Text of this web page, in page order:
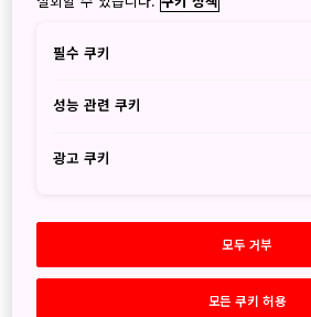
①일본 정부 관광국 페이스북 페이지 좋
②다라티비 오사카 랜선투어 시청하기
투어 여행지를 댓글로 남기기!
Point! 댓글에 친구를 태그하거나 게시
●경품
2등) 일본 백화점 기프트카드 5,000엔
3등) 스타벅스 아메리카노 (20명)
필수 쿠키
성능 관련 쿠키
광고 쿠키
모두 거부
모든 쿠키 허용